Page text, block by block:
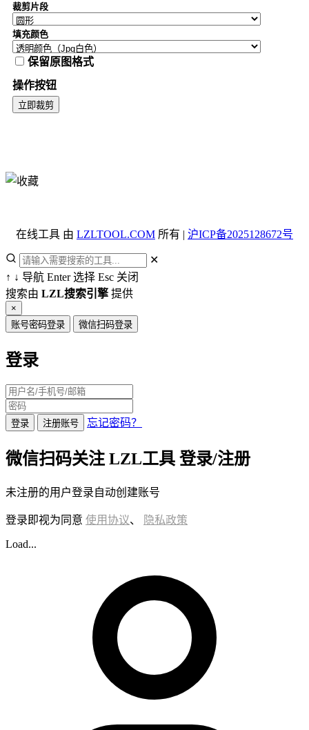
裁剪片段
填充颜色
保留原图格式
操作按钮
立即裁剪
在线工具 由 LZLTOOL.COM 所有 | 沪ICP备2025128672号
✕
↑ ↓ 导航 Enter选择 Esc 关闭
搜索由 LZL搜索引擎提供
×
账号密码登录
微信扫码登录
登录
登录 注册账号 忘记密码？
微信扫码关注 LZL工具 登录/注册
未注册的用户登录自动创建账号
登录即视为同意 使用协议、 隐私政策
Load...